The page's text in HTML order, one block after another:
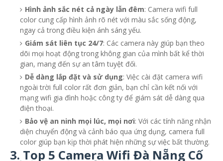
Hình ảnh sắc nét cả ngày lẫn đêm: Camera wifi full
color cung cấp hình ảnh rõ nét với màu sắc sống động,
ngay cả trong điều kiện ánh sáng yếu.
Giám sát liên tục 24/7: Các camera này giúp bạn theo
dõi mọi hoạt động trong không gian của mình bất kể thời
gian, mang đến sự an tâm tuyệt đối.
Dễ dàng lắp đặt và sử dụng: Việc cài đặt camera wifi
ngoài trời full color rất đơn giản, bạn chỉ cần kết nối với
mạng wifi gia đình hoặc công ty để giám sát dễ dàng qua
điện thoại.
Bảo vệ an ninh mọi lúc, mọi nơi: Với các tính năng nhận
diện chuyển động và cảnh báo qua ứng dụng, camera full
color giúp bạn kịp thời phát hiện những sự việc bất thường.
3. Top 5 Camera Wifi Đà Nẵng Cố